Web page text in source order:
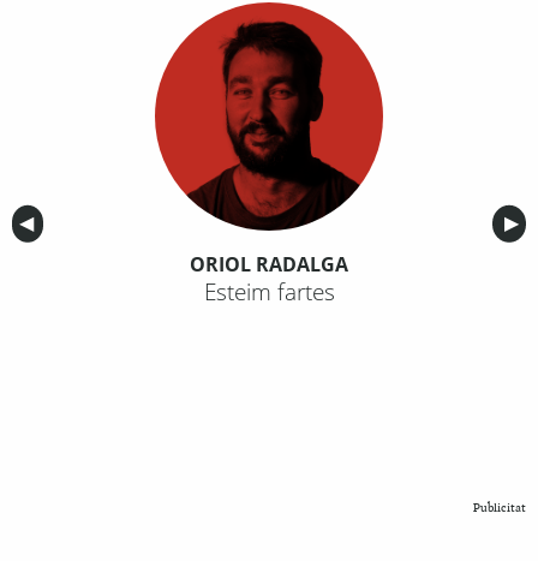
Anterior
◀︎ ▶︎
ORIOL RADALGA
Esteim fartes
Publicitat